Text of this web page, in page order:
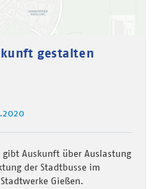
gestalten
Auskunft über Auslastung
der Stadtbusse im
Gießen.